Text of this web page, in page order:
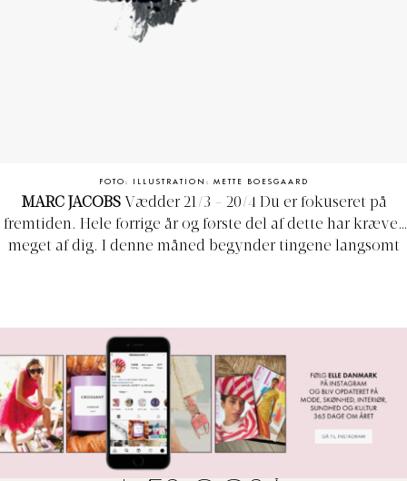
FOTO: ILLUSTRATION: METTE BOESGAARD
MARC JACOBS Vædder 21/3 - 20/4 Du er fokuseret på
fremtiden. Hele forrige år og første del af dette har krævet
meget af dig. I denne måned begynder tingene langsomt
nyder den opmærksomhed, du får retur.